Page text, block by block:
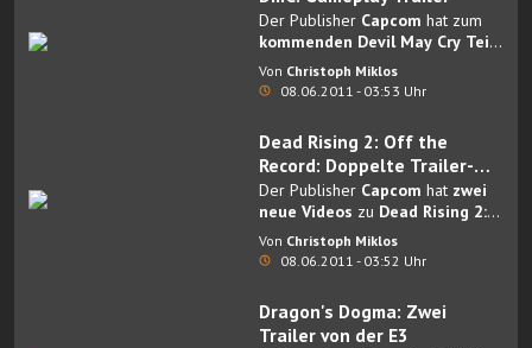
Der Publisher Capcom hat zum
kommenden Devil May Cry Teil
(DmC) einen neuen
Trailerveröffentlicht.
Von Christoph Miklos
08.06.2011 - 03:53 Uhr
Dead Rising 2: Off the
Record: Doppelte Trailer-
Power
Der Publisher Capcom hat zwei
neue Videos zu Dead Rising 2:
Off the Recordveröffentlicht.
Von Christoph Miklos
08.06.2011 - 03:52 Uhr
Dragon's Dogma: Zwei
Trailer von der E3